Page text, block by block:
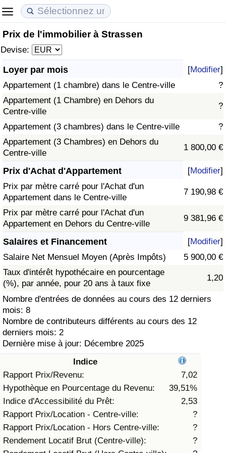
Prix de l'immobilier à Strassen
Devise:
Loyer par mois [Modifier]
Appartement (1 chambre) dans le Centre-ville
?
Appartement (1 Chambre) en Dehors du
Centre-ville
?
Appartement (3 chambres) dans le Centre-ville
?
Appartement (3 Chambres) en Dehors du
Centre-ville
1 800,00 €
Prix d'Achat d'Appartement [Modifier]
Prix par mètre carré pour l'Achat d'un
Appartement dans le Centre-ville
7 190,98 €
Prix par mètre carré pour l'Achat d'un
Appartement en Dehors du Centre-ville
9 381,96 €
Salaires et Financement [Modifier]
Salaire Net Mensuel Moyen (Après Impôts)
5 900,00 €
Taux d'intérêt hypothécaire en pourcentage
(%), par année, pour 20 ans à taux fixe
1,20
Nombre d'entrées de données au cours des 12 derniers
mois: 8
Nombre de contributeurs différents au cours des 12
derniers mois: 2
Dernière mise à jour: Décembre 2025
Indice
Rapport Prix/Revenu:
7,02
Hypothèque en Pourcentage du Revenu:
39,51%
Indice d'Accessibilité du Prêt:
2,53
Rapport Prix/Location - Centre-ville:
?
Rapport Prix/Location - Hors Centre-ville:
?
Rendement Locatif Brut (Centre-ville):
?
Coût de la vie
Indice du Coût de la Vie (Actuel)
Indice du Coût de la Vie
Indice du coût de la vie par pays
à Akaba
Prix de l'immobilier
Indice des Prix de l'immobilier (Actuel)
Indice des Prix de l'immobilier
Indice des Prix de l'immobilier par Pays
Qualité de Vie
Indice de Qualité de Vie
Indice de Qualité de Vie (Actuel)
Indice de qualité de vie par pays
Criminalité
Indice de Criminalité (Actuel)
Indice de Criminalité
Indice de criminalité par pays
Soins de santé
Indice des soins de santé (Actuel)
Indice des soins de santé
Indice des soins de santé par Pays
Pollution
Indice de Pollution (Actuel)
Indice de pollution
Indice de Pollution par Pays
Trafic